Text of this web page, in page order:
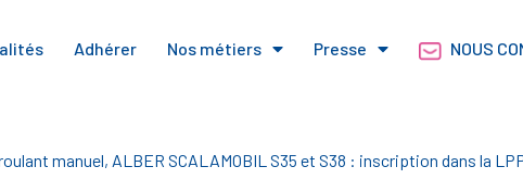
Adhérer Nos métiers Presse NOUS
manuel, ALBER SCALAMOBIL S35 et S38 : inscription dans la